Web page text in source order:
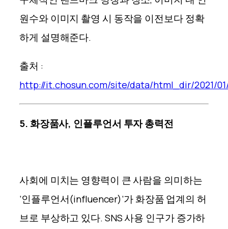
원수와 이미지 촬영 시 동작을 이전보다 정확
하게 설명해준다.
출처 :
http://it.chosun.com/site/data/html_dir/2021/
5. 화장품사, 인플루언서 투자 총력전
사회에 미치는 영향력이 큰 사람을 의미하는
‘인플루언서(influencer)’가 화장품 업계의 허
브로 부상하고 있다. SNS 사용 인구가 증가하